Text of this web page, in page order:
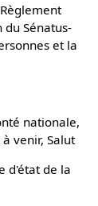
Sénatus-
et la
nationale,
venir, Salut
d'état de la